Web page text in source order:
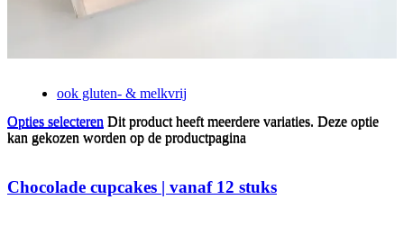
ook gluten- & melkvrij
Opties selecteren Dit product heeft meerdere variaties. Deze optie
kan gekozen worden op de productpagina
Opties selecteren Dit product heeft meerdere variaties. Deze optie
kan gekozen worden op de productpagina
Chocolade cupcakes | vanaf 12 stuks